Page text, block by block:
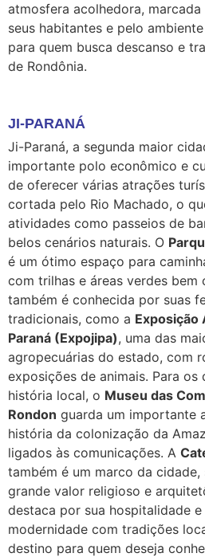
atmosfera acolhedora,
seus habitantes e pelo
para quem busca descanso e
de Rondônia.
JI-PARANÁ
Ji-Paraná, a segunda maior
importante polo econômico e
de oferecer várias atrações
cortada pelo Rio Machado, o
atividades como passeios de
belos cenários naturais. O
é um ótimo espaço para
com trilhas e áreas verdes bem
também é conhecida por suas
tradicionais, como a Exposição
Paraná (Expojipa), uma das
agropecuárias do estado, com
exposições de animais. Para os
história local, o Museu das
Rondon guarda um importante
história da colonização da
ligados às comunicações. A
também é um marco da
grande valor religioso e
destaca por sua hospitalidade
modernidade com tradições
destino para quem deseja